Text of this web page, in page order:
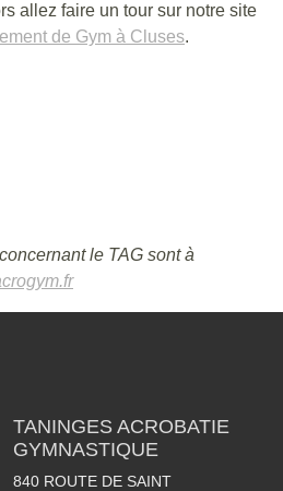
allez faire un tour sur notre site
de Gym à Cluses.
le TAG sont à
TANINGES ACROBATIE
GYMNASTIQUE
840 ROUTE DE SAINT